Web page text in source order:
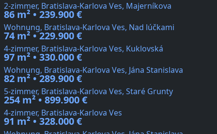
2-zimmer, Bratislava-Karlova Ves, Majerníkova
86 m² • 239.900 €
Wohnung, Bratislava-Karlova Ves, Nad lúčkami
74 m² • 229.900 €
4-zimmer, Bratislava-Karlova Ves, Kuklovská
97 m² • 330.000 €
Wohnung, Bratislava-Karlova Ves, Jána Stanislava
82 m² • 289.900 €
5-zimmer, Bratislava-Karlova Ves, Staré Grunty
254 m² • 899.900 €
4-zimmer, Bratislava-Karlova Ves
91 m² • 328.000 €